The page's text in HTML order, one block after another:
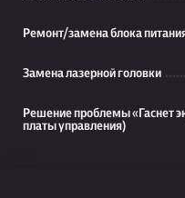
Ремонт/замена блока
Замена лазерной головки
Решение проблемы «Гаснет
платы управления)